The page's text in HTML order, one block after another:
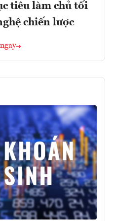
tiêu làm chủ tối
chiến lược